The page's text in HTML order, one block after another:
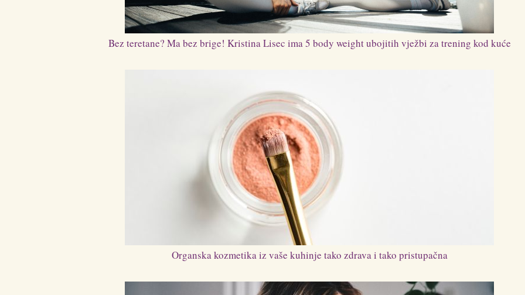
Bez teretane? Ma bez brige! Kristina Lisec ima 5 body weight ubojitih vježbi za trening kod kuće
Organska kozmetika iz vaše kuhinje tako zdrava i tako pristupačna